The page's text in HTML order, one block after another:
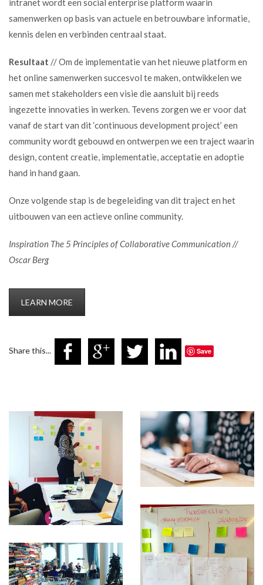
intranet wordt een social enterprise platform waarin
samenwerken op basis van actuele en betrouwbare informatie,
kennis delen en verbinden centraal staat.
Resultaat // Om de implementatie van het nieuwe platform en
het online samenwerken succesvol te maken, ontwikkelen we
samen met stakeholders een visie die aansluit bij reeds
ingezette innovaties in werken. Tevens zorgen we er voor dat
vanaf de start van dit ‘continuous development project’ een
community wordt gebouwd en ontwerpen we een traject waarin
design, content creatie, implementatie, acceptatie en adoptie
hand in hand gaan.
Onze volgende stap is de begeleiding van dit traject en het
uitbouwen van een actieve online community.
Inspiration The 5 Principles of Collaborative Communication //
Oscar Berg
LEARN MORE
Share this... Save